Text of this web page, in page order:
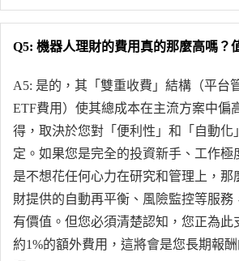
Q5: 機器人理財的費用真的那麼高嗎？
A5: 是的，其「雙重收費」結構（平台
ETF費用）使其總成本在主流方案中偏
得，取決於您對「便利性」和「自動化
定。如果您是完全的投資新手、工作極
是不想花任何心力在研究和管理上，那
財提供的自動再平衡、風險監控等服務
有價值。但您必須清楚認知，您正為此
約1%的額外費用，這將會是您長期報